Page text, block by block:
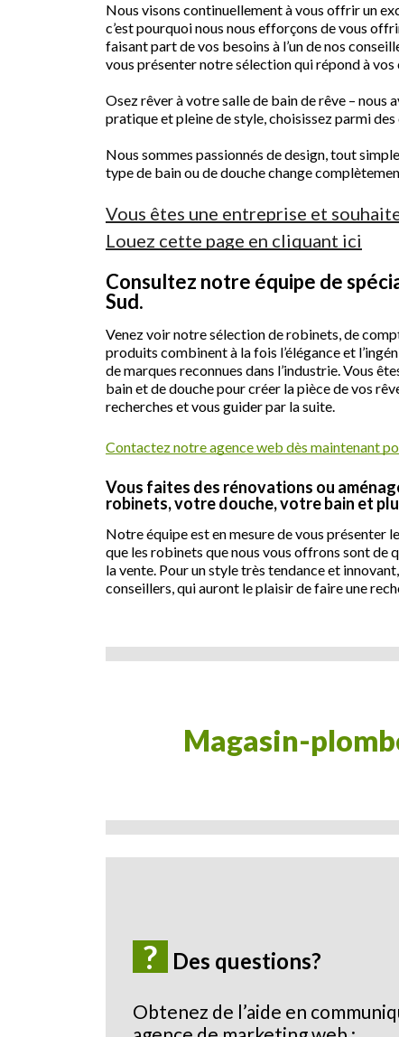
Nous visons continuellement à vous offrir un
c’est pourquoi nous nous efforçons de vous
faisant part de vos besoins à l’un de nos
vous présenter notre sélection qui répond à vos
Osez rêver à votre salle de bain de rêve –
pratique et pleine de style, choisissez parmi
Nous sommes passionnés de design, tout
type de bain ou de douche change
Vous êtes une entreprise et
Louez cette page en cliquant ici
Consultez notre équipe de
Sud.
Venez voir notre sélection de robinets, de
produits combinent à la fois l’élégance et
de marques reconnues dans l’industrie. Vous
bain et de douche pour créer la pièce de vos
recherches et vous guider par la suite.
Contactez notre agence web dès maintenant
Vous faites des rénovations ou
robinets, votre douche, votre bain et
Notre équipe est en mesure de vous présenter
que les robinets que nous vous offrons sont de
la vente. Pour un style très tendance et
conseillers, qui auront le plaisir de faire une
magasin-plomberie-robinets-bain-douche-
? Des questions?
Obtenez de l’aide en